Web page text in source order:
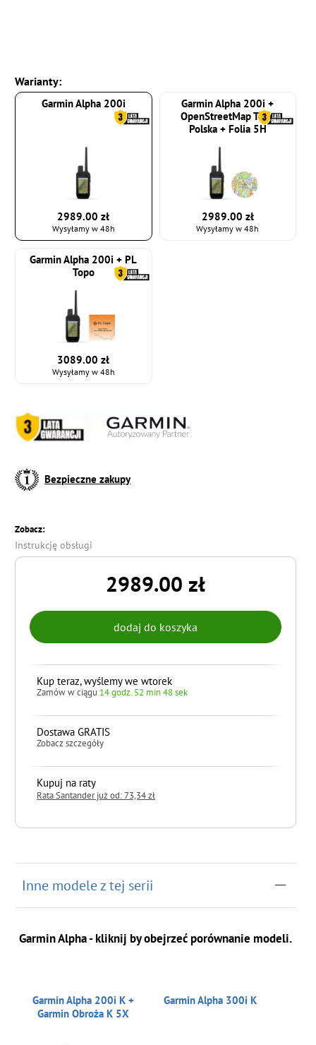
Warianty:
Garmin Alpha 200i
2989.00 zł
Wysyłamy w 48h
Garmin Alpha 200i +
OpenStreetMap Topo
Polska + Folia 5H
2989.00 zł
Wysyłamy w 48h
Garmin Alpha 200i + PL
Topo
3089.00 zł
Wysyłamy w 48h
Bezpieczne zakupy
Zobacz:
Instrukcję obsługi
2989.00 zł
Kup teraz, wyślemy we wtorek
Zamów w ciągu 14 godz. 52 min 47 sek
Dostawa GRATIS
Zobacz szczegóły
Kupuj na raty
Rata Santander już od: 73,34 zł
Inne modele z tej serii
Garmin Alpha - kliknij by obejrzeć porównanie modeli.
Garmin Alpha 200i K +
Garmin Obroża K 5X
Garmin Alpha 300i K